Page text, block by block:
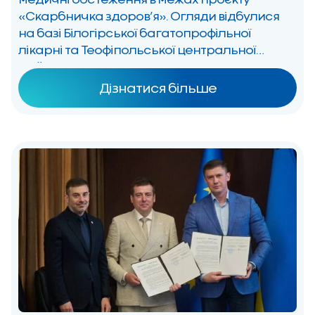
«Скарбничка здоров’я». Огляди відбулися
на базі Білогірської багатопрофільної
лікарні та Теофіпольської центральної
районної лікарні, де маленькі пацієнти
отримали консультації
вузькопрофільнихспеціалістів Національної
межах виїзду прийом проводили педіатр,
гастроентеролог, невролог, […]
Дізнатися більше